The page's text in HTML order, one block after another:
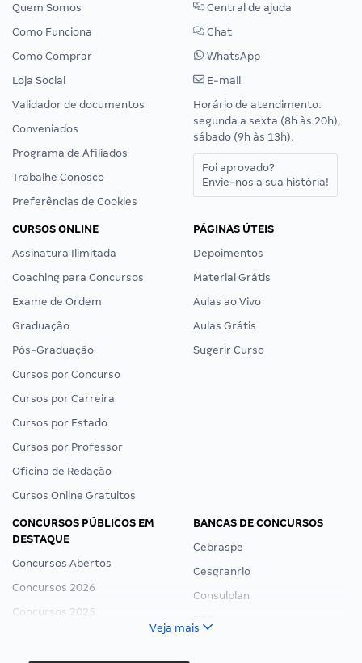
Quem Somos
Como Funciona
Como Comprar
Loja Social
Validador de documentos
Conveniados
Programa de Afiliados
Trabalhe Conosco
Preferências de Cookies
Central de ajuda
Chat
WhatsApp
E-mail
Horário de atendimento:
segunda a sexta (8h às 20h),
sábado (9h às 13h).
Foi aprovado?
Envie-nos a sua história!
CURSOS ONLINE
Assinatura Ilimitada
Coaching para Concursos
Exame de Ordem
Graduação
Pós-Graduação
Cursos por Concurso
Cursos por Carreira
Cursos por Estado
Cursos por Professor
Oficina de Redação
Cursos Online Gratuitos
PÁGINAS ÚTEIS
Depoimentos
Material Grátis
Aulas ao Vivo
Aulas Grátis
Sugerir Curso
CONCURSOS PÚBLICOS EM
DESTAQUE
Concursos Abertos
Concursos 2026
Concursos 2025
Concurso Nacional Unificado
Concurso Ibama
BANCAS DE CONCURSOS
Cebraspe
Cesgranrio
Consulplan
Veja mais